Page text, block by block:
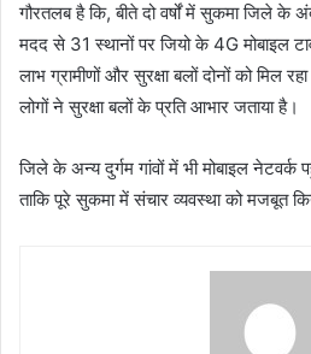
गौरतलब है कि, बीते दो वर्षों में सुकमा जिले के
मदद से 31 स्थानों पर जियो के 4G मोबाइल
लाभ ग्रामीणों और सुरक्षा बलों दोनों को मिल
लोगों ने सुरक्षा बलों के प्रति आभार जताया है।
जिले के अन्य दुर्गम गांवों में भी मोबाइल नेटवर्क
ताकि पूरे सुकमा में संचार व्यवस्था को मजबूत